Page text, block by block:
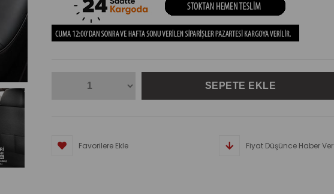
Favorilere Ekle Fiyat Düşünce Haber Ver